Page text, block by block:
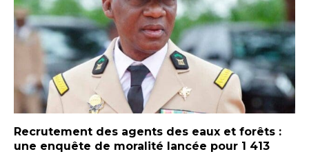
Recrutement des agents des eaux et forêts :
une enquête de moralité lancée pour 1 413